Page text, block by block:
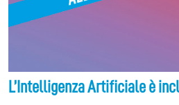
L’Intelligenza Artificiale è